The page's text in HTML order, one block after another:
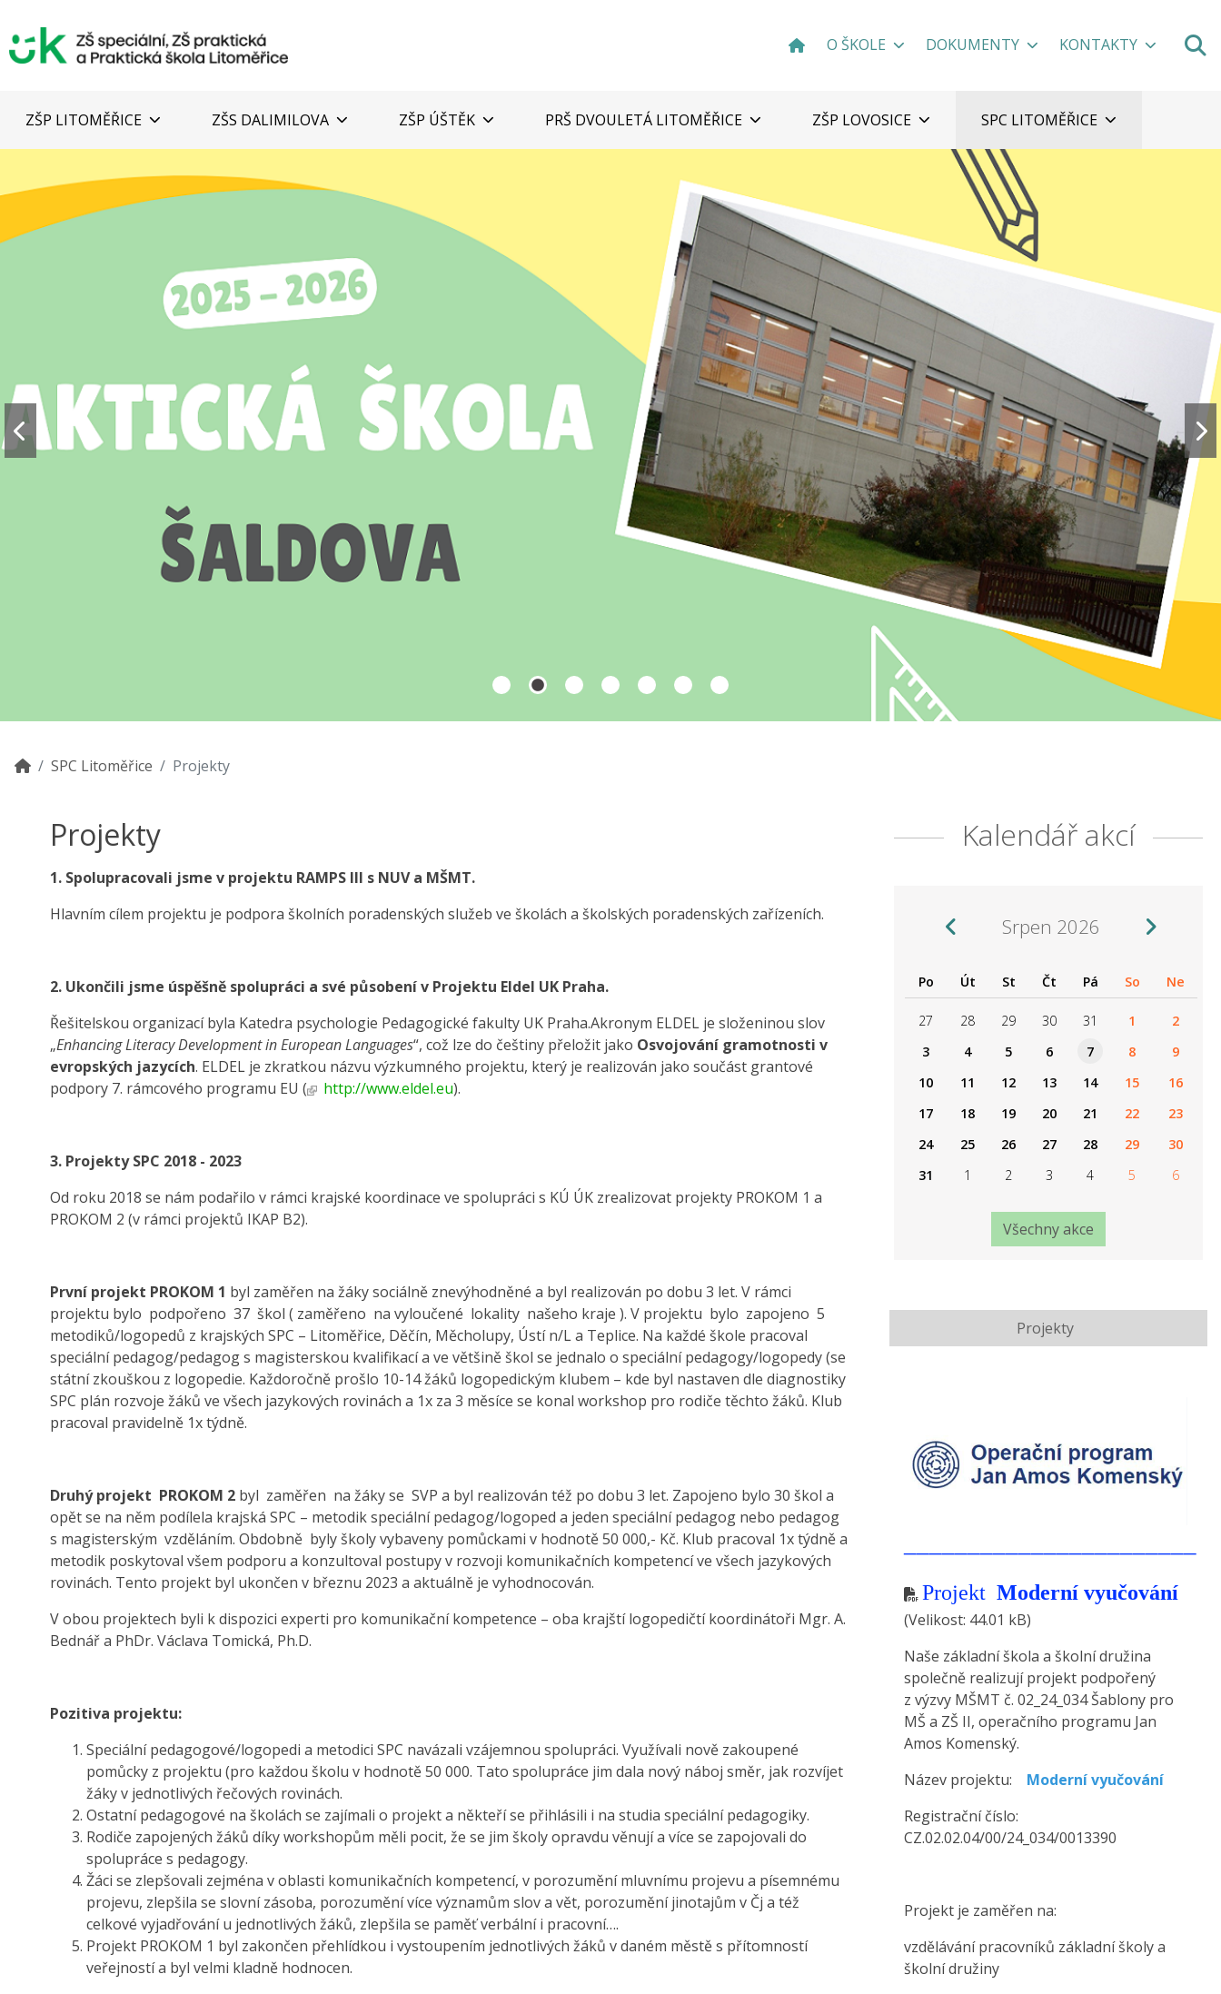
O ŠKOLE DOKUMENTY KONTAKTY
ZŠP LITOMĚŘICE ZŠS DALIMILOVA ZŠP ÚŠTĚK PRŠ DVOULETÁ LITOMĚŘICE ZŠP LOVOSICE SPC LITOMĚŘICE
SPC Litoměřice Projekty
Projekty
1. Spolupracovali jsme v projektu RAMPS III s NUV a MŠMT.
Hlavním cílem projektu je podpora školních poradenských služeb ve školách a školských poradenských zařízeních.
2. Ukončili jsme úspěšně spolupráci a své působení v Projektu Eldel UK Praha.
Řešitelskou organizací byla Katedra psychologie Pedagogické fakulty UK Praha.Akronym ELDEL je složeninou slov
„Enhancing Literacy Development in European Languages“, což lze do češtiny přeložit jako Osvojování gramotnosti v
evropských jazycích. ELDEL je zkratkou názvu výzkumného projektu, který je realizován jako součást grantové
podpory 7. rámcového programu EU (
http://www.eldel.eu).
3. Projekty SPC 2018 - 2023
Od roku 2018 se nám podařilo v rámci krajské koordinace ve spolupráci s KÚ ÚK zrealizovat projekty PROKOM 1 a
PROKOM 2 (v rámci projektů IKAP B2).
První projekt PROKOM 1 byl zaměřen na žáky sociálně znevýhodněné a byl realizován po dobu 3 let. V rámci
projektu bylo podpořeno 37 škol ( zaměřeno na vyloučené lokality našeho kraje ). V projektu bylo zapojeno 5
metodiků/logopedů z krajských SPC – Litoměřice, Děčín, Měcholupy, Ústí n/L a Teplice. Na každé škole pracoval
speciální pedagog/pedagog s magisterskou kvalifikací a ve většině škol se jednalo o speciální pedagogy/logopedy (se
státní zkouškou z logopedie. Každoročně prošlo 10-14 žáků logopedickým klubem – kde byl nastaven dle diagnostiky
SPC plán rozvoje žáků ve všech jazykových rovinách a 1x za 3 měsíce se konal workshop pro rodiče těchto žáků. Klub
pracoval pravidelně 1x týdně.
Druhý projekt PROKOM 2 byl zaměřen na žáky se SVP a byl realizován též po dobu 3 let. Zapojeno bylo 30 škol a
opět se na něm podílela krajská SPC – metodik speciální pedagog/logoped a jeden speciální pedagog nebo pedagog
s magisterským vzděláním. Obdobně byly školy vybaveny pomůckami v hodnotě 50 000,- Kč. Klub pracoval 1x týdně a
metodik poskytoval všem podporu a konzultoval postupy v rozvoji komunikačních kompetencí ve všech jazykových
rovinách. Tento projekt byl ukončen v březnu 2023 a aktuálně je vyhodnocován.
V obou projektech byli k dispozici experti pro komunikační kompetence – oba krajští logopedičtí koordinátoři Mgr. A.
Bednář a PhDr. Václava Tomická, Ph.D.
Pozitiva projektu:
Speciální pedagogové/logopedi a metodici SPC navázali vzájemnou spolupráci. Využívali nově zakoupené
pomůcky z projektu (pro každou školu v hodnotě 50 000. Tato spolupráce jim dala nový náboj směr, jak rozvíjet
žáky v jednotlivých řečových rovinách.
Ostatní pedagogové na školách se zajímali o projekt a někteří se přihlásili i na studia speciální pedagogiky.
Rodiče zapojených žáků díky workshopům měli pocit, že se jim školy opravdu věnují a více se zapojovali do
spolupráce s pedagogy.
Žáci se zlepšovali zejména v oblasti komunikačních kompetencí, v porozumění mluvnímu projevu a písemnému
projevu, zlepšila se slovní zásoba, porozumění více významům slov a vět, porozumění jinotajům v Čj a též
celkové vyjadřování u jednotlivých žáků, zlepšila se paměť verbální i pracovní….
Projekt PROKOM 1 byl zakončen přehlídkou i vystoupením jednotlivých žáků v daném městě s přítomností
veřejností a byl velmi kladně hodnocen.
Kalendář akcí
Srpen 2026
Po Út St Čt Pá So Ne
27 28 29 30 31 1
2
3
4 5 6 7 8
9
10
11 12 13 14 15
16
17
18 19 20 21 22
23
24
25 26 27 28 29
30
31
1 2 3 4 5 6
Všechny akce
Projekty
Projekt Moderní vyučování
(Velikost: 44.01 kB)
Naše základní škola a školní družina
společně realizují projekt podpořený
z výzvy MŠMT č. 02_24_034 Šablony pro
MŠ a ZŠ II, operačního programu Jan
Amos Komenský.
Název projektu:
Moderní vyučování
Registrační číslo:
CZ.02.02.04/00/24_034/0013390
Projekt je zaměřen na:
vzdělávání pracovníků základní školy a
školní družiny